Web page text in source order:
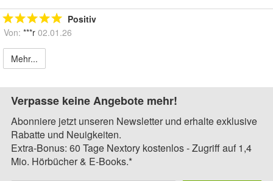
Positiv
Von: ***r 02.01.26
Mehr...
Verpasse keine Angebote mehr!
Abonniere jetzt unseren Newsletter und erhalte exklusive
Rabatte und Neuigkeiten.
Extra-Bonus: 60 Tage Nextory kostenlos - Zugriff auf 1,4
Mio. Hörbücher & E-Books.*